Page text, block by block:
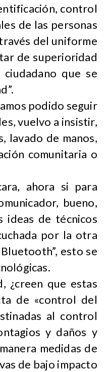
control
de las personas
del uniforme
de superioridad
que se
podido seguir
vuelvo a insistir,
lavado de manos,
comunitaria o
ahora si para
bueno,
ideas de técnicos
por la otra
esto se
¿creen que estas
de «control del
al control
y daños y
medidas de
de bajo impacto